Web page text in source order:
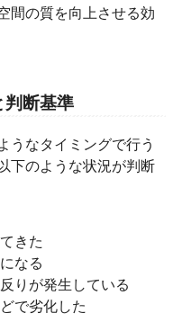
間の質を向上させる効
判断基準
うなタイミングで行う
下のような状況が判断
きた
なる
りが発生している
で劣化した